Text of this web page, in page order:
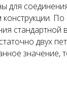
для
стандартной
двух
значение,